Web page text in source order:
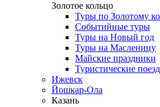
Золотое кольцо
Туры по Золотому
Событийные туры
Туры на Новый год
Туры на Масленицу
Майские праздники
Туристические
Ижевск
Йошкар-Ола
Казань